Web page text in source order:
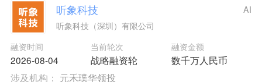
听象科技
听象科技（深圳）有限公司
融资时间
2026-08-04
当前轮次
战略融资轮
融资金额
数千万人民币
AI
涉及机构： 元禾璞华领投